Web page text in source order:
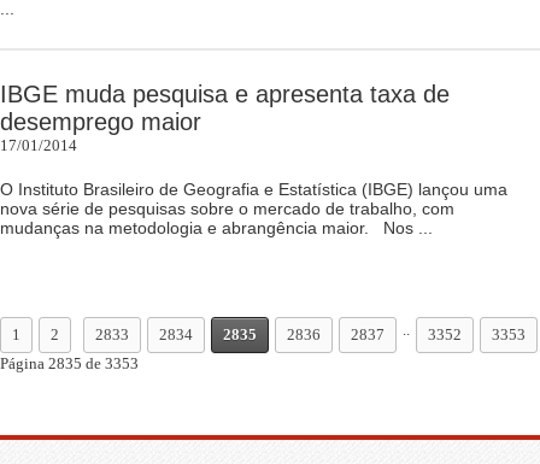
IBGE muda pesquisa e apresenta taxa de
desemprego maior
17/01/2014
O Instituto Brasileiro de Geografia e Estatística (IBGE) lançou uma
nova série de pesquisas sobre o mercado de trabalho, com
mudanças na metodologia e abrangência maior. Nos ...
1 2 2833 2834 2835 2836 2837 .. 3352
3353
Página 2835 de 3353